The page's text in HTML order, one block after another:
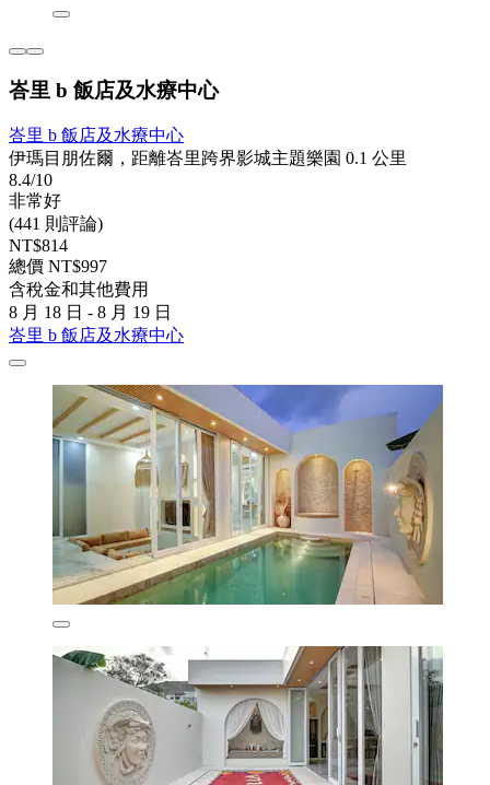
峇里 b 飯店及水療中心
峇里 b 飯店及水療中心
伊瑪目朋佐爾，距離峇里跨界影城主題樂園 0.1 公里
8.4/10
非常好
(441 則評論)
NT$814
總價 NT$997
含稅金和其他費用
8 月 18 日 - 8 月 19 日
峇里 b 飯店及水療中心